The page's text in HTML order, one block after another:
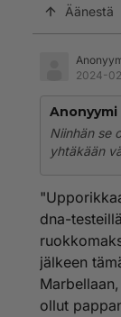
Äänestä
2024-
Anonyymi
Niinhän se
yhtäkään
dna-
jälkeen
ollut